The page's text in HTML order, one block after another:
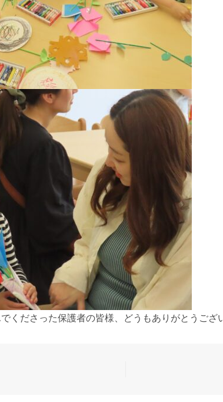
くださった保護者の皆様、どうもありがとうござ